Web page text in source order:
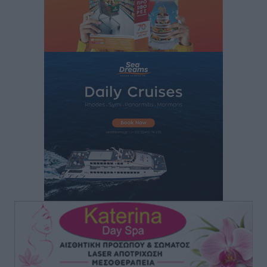
πριν 6 ώρες
Πέθανε ο σπουδαίος διανοούμενος, Στέλιος Ράμφος σε
ηλικία 87 ετών
Γιάννης Παππάς: «Σημαντική ανάσα για τις
Έκτακτη δια περιφοράς συνεδρίαση του Δημοτικού
Συμβουλίου Ρόδου αύριο
Τοπικές Ειδήσεις• πριν 6 ώρες
Βασίλης Α. Υψηλάντης από Καστελλόριζο και Ρω: «Η
παρουσία μου στο Καστελλόριζο και τη Ρω αποτελεί
χρέος, τιμή και ανανέωση της δέσμευσής μου